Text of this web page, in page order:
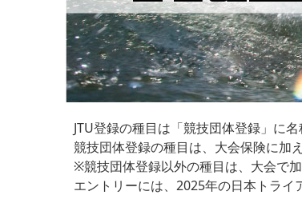
JTU登録の種目は「競技団体登録」に名
競技団体登録の種目は、大会保険に加
※競技団体登録以外の種目は、大会で
エントリーには、2025年の日本トライ